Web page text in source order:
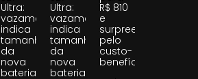
Ultra:
vazamento
indica
tamanho
da
nova
bateria
Ultra:
vazamento
indica
tamanho
da
nova
bateria
R$ 810
e
surpreende
pelo
custo-
benefício